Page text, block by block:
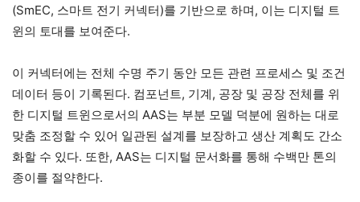
(SmEC, 스마트 전기 커넥터)를 기반으로 하며, 이는 디지털 트
윈의 토대를 보여준다.
이 커넥터에는 전체 수명 주기 동안 모든 관련 프로세스 및 조건
데이터 등이 기록된다. 컴포넌트, 기계, 공장 및 공장 전체를 위
한 디지털 트윈으로서의 AAS는 부분 모델 덕분에 원하는 대로
맞춤 조정할 수 있어 일관된 설계를 보장하고 생산 계획도 간소
화할 수 있다. 또한, AAS는 디지털 문서화를 통해 수백만 톤의
종이를 절약한다.